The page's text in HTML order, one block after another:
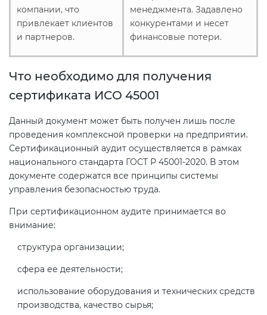
компании, что
привлекает клиентов
и партнеров.
менеджмента. Задавлено
конкурентами и несет
финансовые потери.
Что необходимо для получения
сертификата ИСО 45001
Данный документ может быть получен лишь после
проведения комплексной проверки на предприятии.
Сертификационный аудит осуществляется в рамках
национального стандарта ГОСТ Р 45001-2020. В этом
документе содержатся все принципы системы
управления безопасностью труда.
При сертификационном аудите принимается во
внимание:
структура организации;
сфера ее деятельности;
использование оборудования и технических средств
производства, качество сырья;